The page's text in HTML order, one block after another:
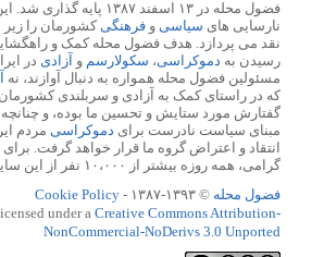
فضول محله در ۱۳ اسفند ۱۳۸۷
نارسایی های سیاسی و فرهنگیکشورمان را زیر
نقد می پردازد. هدف فضول محله کمک و
رسیدن به دموکراسی، سکولارسم و آزادی در
مسئولین فضول محله همواره به دنبال آوازند، نه
که در راستای کمک به آزادی و سربلندی
گفتارش مورد ستایش و تحسین ما بوده، و چنانچه
مبنای سیاست نادرست برای دموکراسی مردم
انتقاد و اعتراض گروه ما قرار خواهد گرفت.
گرامی، همه روزه بیشتر از ۱۰،۰۰۰ نفر از این سایت دیدن می کنند.
فضول محله © ۱۳۹۳-۱۳۸۷ -
Cookie Policy
under a Creative Commons Attribution-
NonCommercial-NoDerivs 3.0 Unported